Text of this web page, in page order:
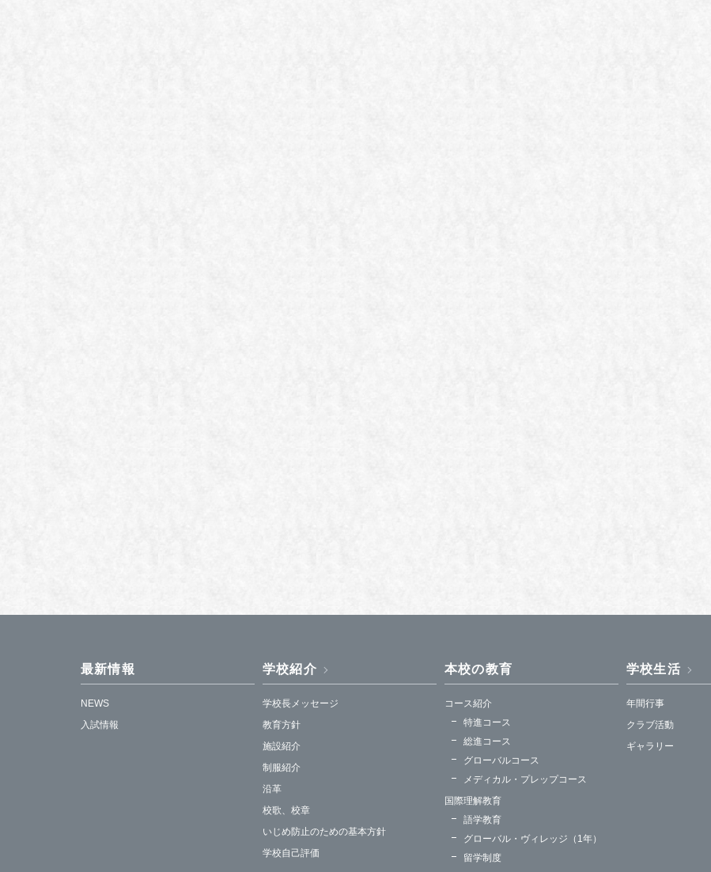
最新情報
NEWS
入試情報
学校紹介
学校長メッセージ
教育方針
施設紹介
制服紹介
沿革
校歌、校章
いじめ防止のための基本方針
学校自己評価
本校の教育
コース紹介
特進コース
総進コース
グローバルコース
メディカル・プレップコース
国際理解教育
語学教育
グローバル・ヴィレッジ（1年）
留学制度
学校生活
年間行事
クラブ活動
ギャラリー